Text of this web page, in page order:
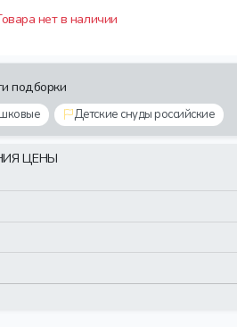
нет в наличии
подборки
Детские снуды российские
ЦЕНЫ